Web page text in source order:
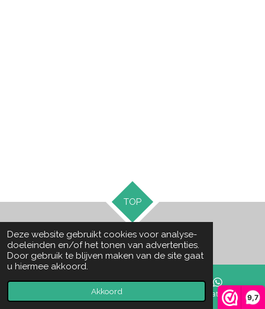
Deze website gebruikt cookies voor analyse-
doeleinden en/of het tonen van advertenties.
Door gebruik te blijven maken van de site gaat
u hiermee akkoord.
Akkoord
9,7
TOP
© 2018 - 2026 blommieslifestyle.nl
Facebook WhatsApp